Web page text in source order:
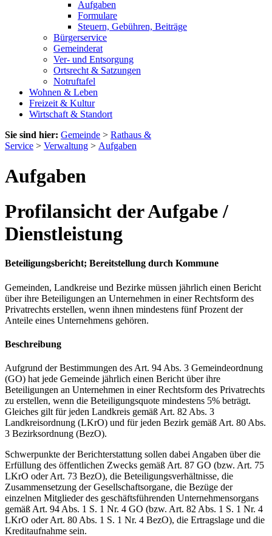
Aufgaben
Formulare
Steuern, Gebühren, Beiträge
Bürgerservice
Gemeinderat
Ver- und Entsorgung
Ortsrecht & Satzungen
Notruftafel
Wohnen & Leben
Freizeit & Kultur
Wirtschaft & Standort
Sie sind hier: Gemeinde > Rathaus &
Service > Verwaltung > Aufgaben
Aufgaben
Profilansicht der Aufgabe /
Dienstleistung
Beteiligungsbericht; Bereitstellung durch Kommune
Gemeinden, Landkreise und Bezirke müssen jährlich einen Bericht
über ihre Beteiligungen an Unternehmen in einer Rechtsform des
Privatrechts erstellen, wenn ihnen mindestens fünf Prozent der
Anteile eines Unternehmens gehören.
Beschreibung
Aufgrund der Bestimmungen des Art. 94 Abs. 3 Gemeindeordnung
(GO) hat jede Gemeinde jährlich einen Bericht über ihre
Beteiligungen an Unternehmen in einer Rechtsform des Privatrechts
zu erstellen, wenn die Beteiligungsquote mindestens 5% beträgt.
Gleiches gilt für jeden Landkreis gemäß Art. 82 Abs. 3
Landkreisordnung (LKrO) und für jeden Bezirk gemäß Art. 80 Abs.
3 Bezirksordnung (BezO).
Schwerpunkte der Berichterstattung sollen dabei Angaben über die
Erfüllung des öffentlichen Zwecks gemäß Art. 87 GO (bzw. Art. 75
LKrO oder Art. 73 BezO), die Beteiligungsverhältnisse, die
Zusammensetzung der Gesellschaftsorgane, die Bezüge der
einzelnen Mitglieder des geschäftsführenden Unternehmensorgans
gemäß Art. 94 Abs. 1 S. 1 Nr. 4 GO (bzw. Art. 82 Abs. 1 S. 1 Nr. 4
LKrO oder Art. 80 Abs. 1 S. 1 Nr. 4 BezO), die Ertragslage und die
Kreditaufnahme sein.